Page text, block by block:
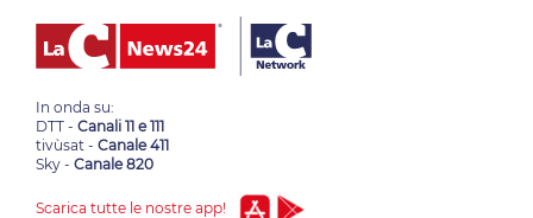
In onda su:
DTT - Canali 11 e 111
tivùsat - Canale 411
Sky - Canale 820
Scarica tutte le nostre app!